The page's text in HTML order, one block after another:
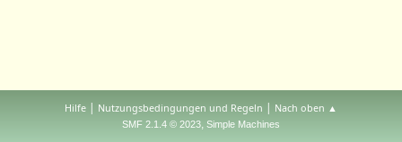
Hilfe | Nutzungsbedingungen und Regeln | Nach oben ▲
SMF 2.1.4 © 2023, Simple Machines